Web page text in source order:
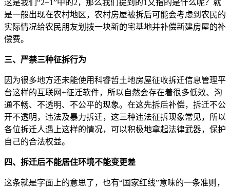
这是我们“2+1”中的2，那么我们提到的1又指的是什么呢？就
是一般出现在农村地区，农村房屋被拆后可能会考虑到农民的
实际情况给农民朋友划拨一块新的宅基地并补偿新建房屋的补
偿费。
三、严禁三种征拆行为
因为很多地方还未能使用科睿哲土地房屋征收拆迁信息管理平
台这样的互联网+征迁软件，所以自然会存在着很多低效、沟
通不畅、不透明、不公平的现象。在这先拆后补偿，拆迁不公
开不透明，违法及暴力拆迁，这三种违法征拆现象常见，所以
各位拆迁人遇上这样的情况，可以积极地拿起法律武器，保护
自己的合法权益。
四、拆迁后不能居住环境不能变更差
这条就是字面上的意思了，也有“国家红线”意味的一条准则，